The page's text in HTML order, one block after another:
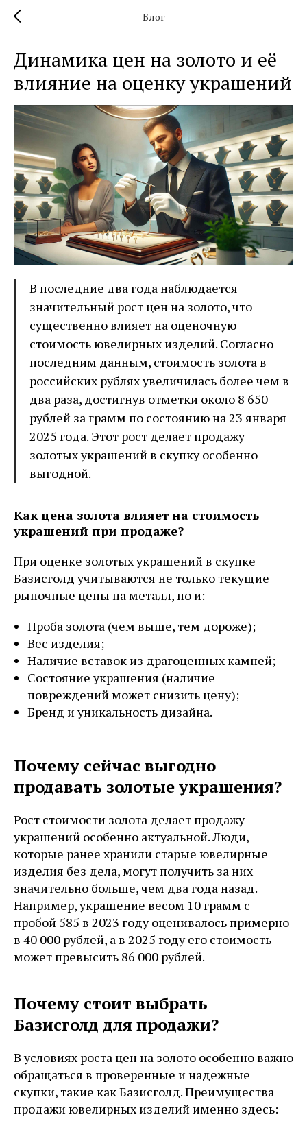
Блог
Динамика цен на золото и её
влияние на оценку украшений
В последние два года наблюдается
значительный рост цен на золото, что
существенно влияет на оценочную
стоимость ювелирных изделий. Согласно
последним данным, стоимость золота в
российских рублях увеличилась более чем в
два раза, достигнув отметки около 8 650
рублей за грамм по состоянию на 23 января
2025 года. Этот рост делает продажу
золотых украшений в скупку особенно
выгодной.
Как цена золота влияет на стоимость
украшений при продаже?
При оценке золотых украшений в скупке
Базисголд учитываются не только текущие
рыночные цены на металл, но и:
Проба золота (чем выше, тем дороже);
Вес изделия;
Наличие вставок из драгоценных камней;
Состояние украшения (наличие
повреждений может снизить цену);
Бренд и уникальность дизайна.
Почему сейчас выгодно
продавать золотые украшения?
Рост стоимости золота делает продажу
украшений особенно актуальной. Люди,
которые ранее хранили старые ювелирные
изделия без дела, могут получить за них
значительно больше, чем два года назад.
Например, украшение весом 10 грамм с
пробой 585 в 2023 году оценивалось примерно
в 40 000 рублей, а в 2025 году его стоимость
может превысить 86 000 рублей.
Почему стоит выбрать
Базисголд для продажи?
В условиях роста цен на золото особенно важно
обращаться в проверенные и надежные
скупки, такие как Базисголд. Преимущества
продажи ювелирных изделий именно здесь: